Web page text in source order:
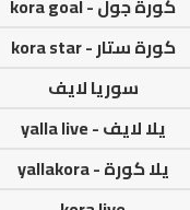
كورة جول - kora goal
كورة ستار - kora star
سوريا لايف
يلا لايف - yalla live
يلا كورة - yallakora